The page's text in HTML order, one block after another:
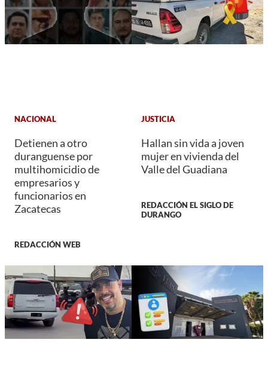
NACIONAL
Detienen a otro
duranguense por
multihomicidio de
empresarios y
funcionarios en
Zacatecas
REDACCIÓN WEB
JUSTICIA
Hallan sin vida a joven
mujer en vivienda del
Valle del Guadiana
REDACCIÓN EL SIGLO DE
DURANGO